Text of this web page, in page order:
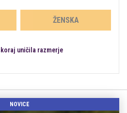
ŽENSKA
uničila razmerje
NOVICE